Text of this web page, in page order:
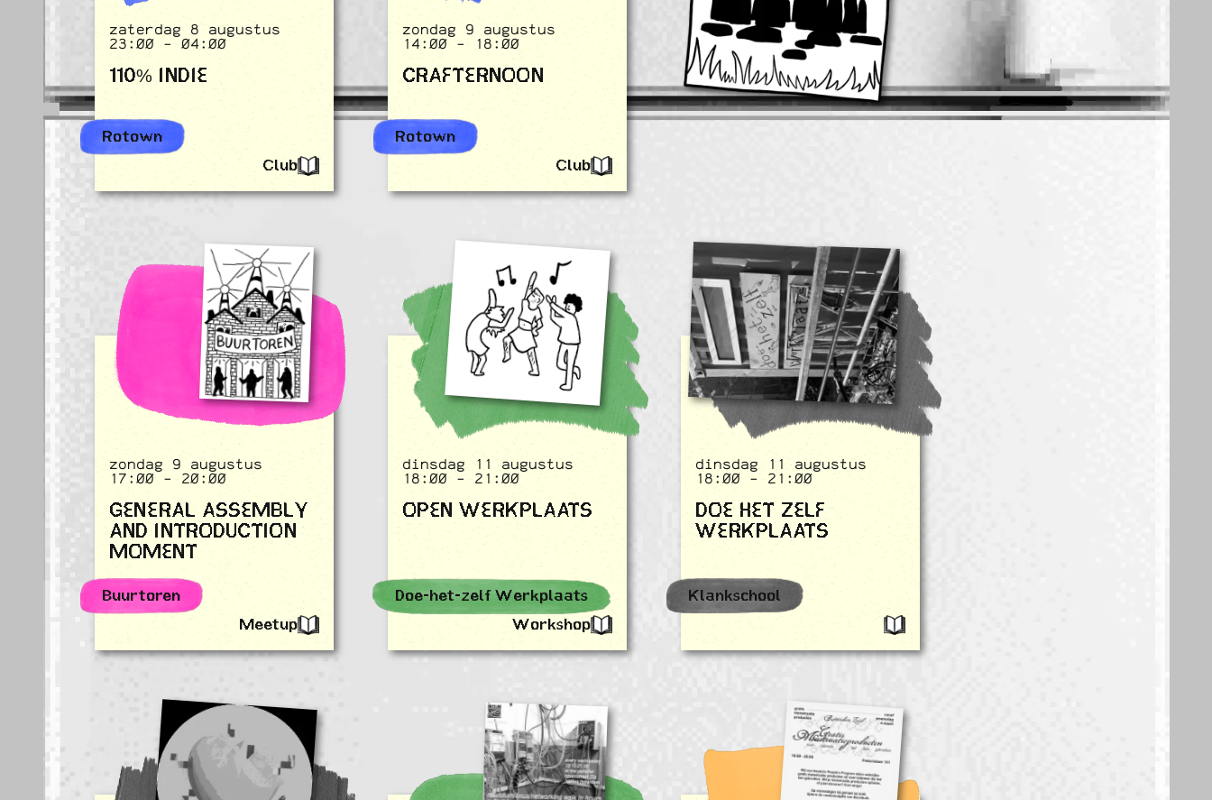
zaterdag 8 augustus
23:00 - 04:00
110% INDIE
Rotown
Club
zondag 9 augustus
14:00 - 18:00
CRAFTERNOON
Rotown
Club
zondag 9 augustus
17:00 - 20:00
GENERAL ASSEMBLY
AND INTRODUCTION
MOMENT
Buurtoren
Meetup
dinsdag 11 augustus
18:00 - 21:00
OPEN WERKPLAATS
Doe-het-zelf Werkplaats
Workshop
dinsdag 11 augustus
18:00 - 21:00
DOE HET ZELF
WERKPLAATS
Klankschool